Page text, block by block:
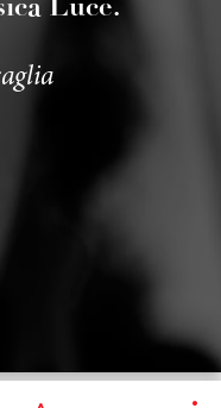
la page